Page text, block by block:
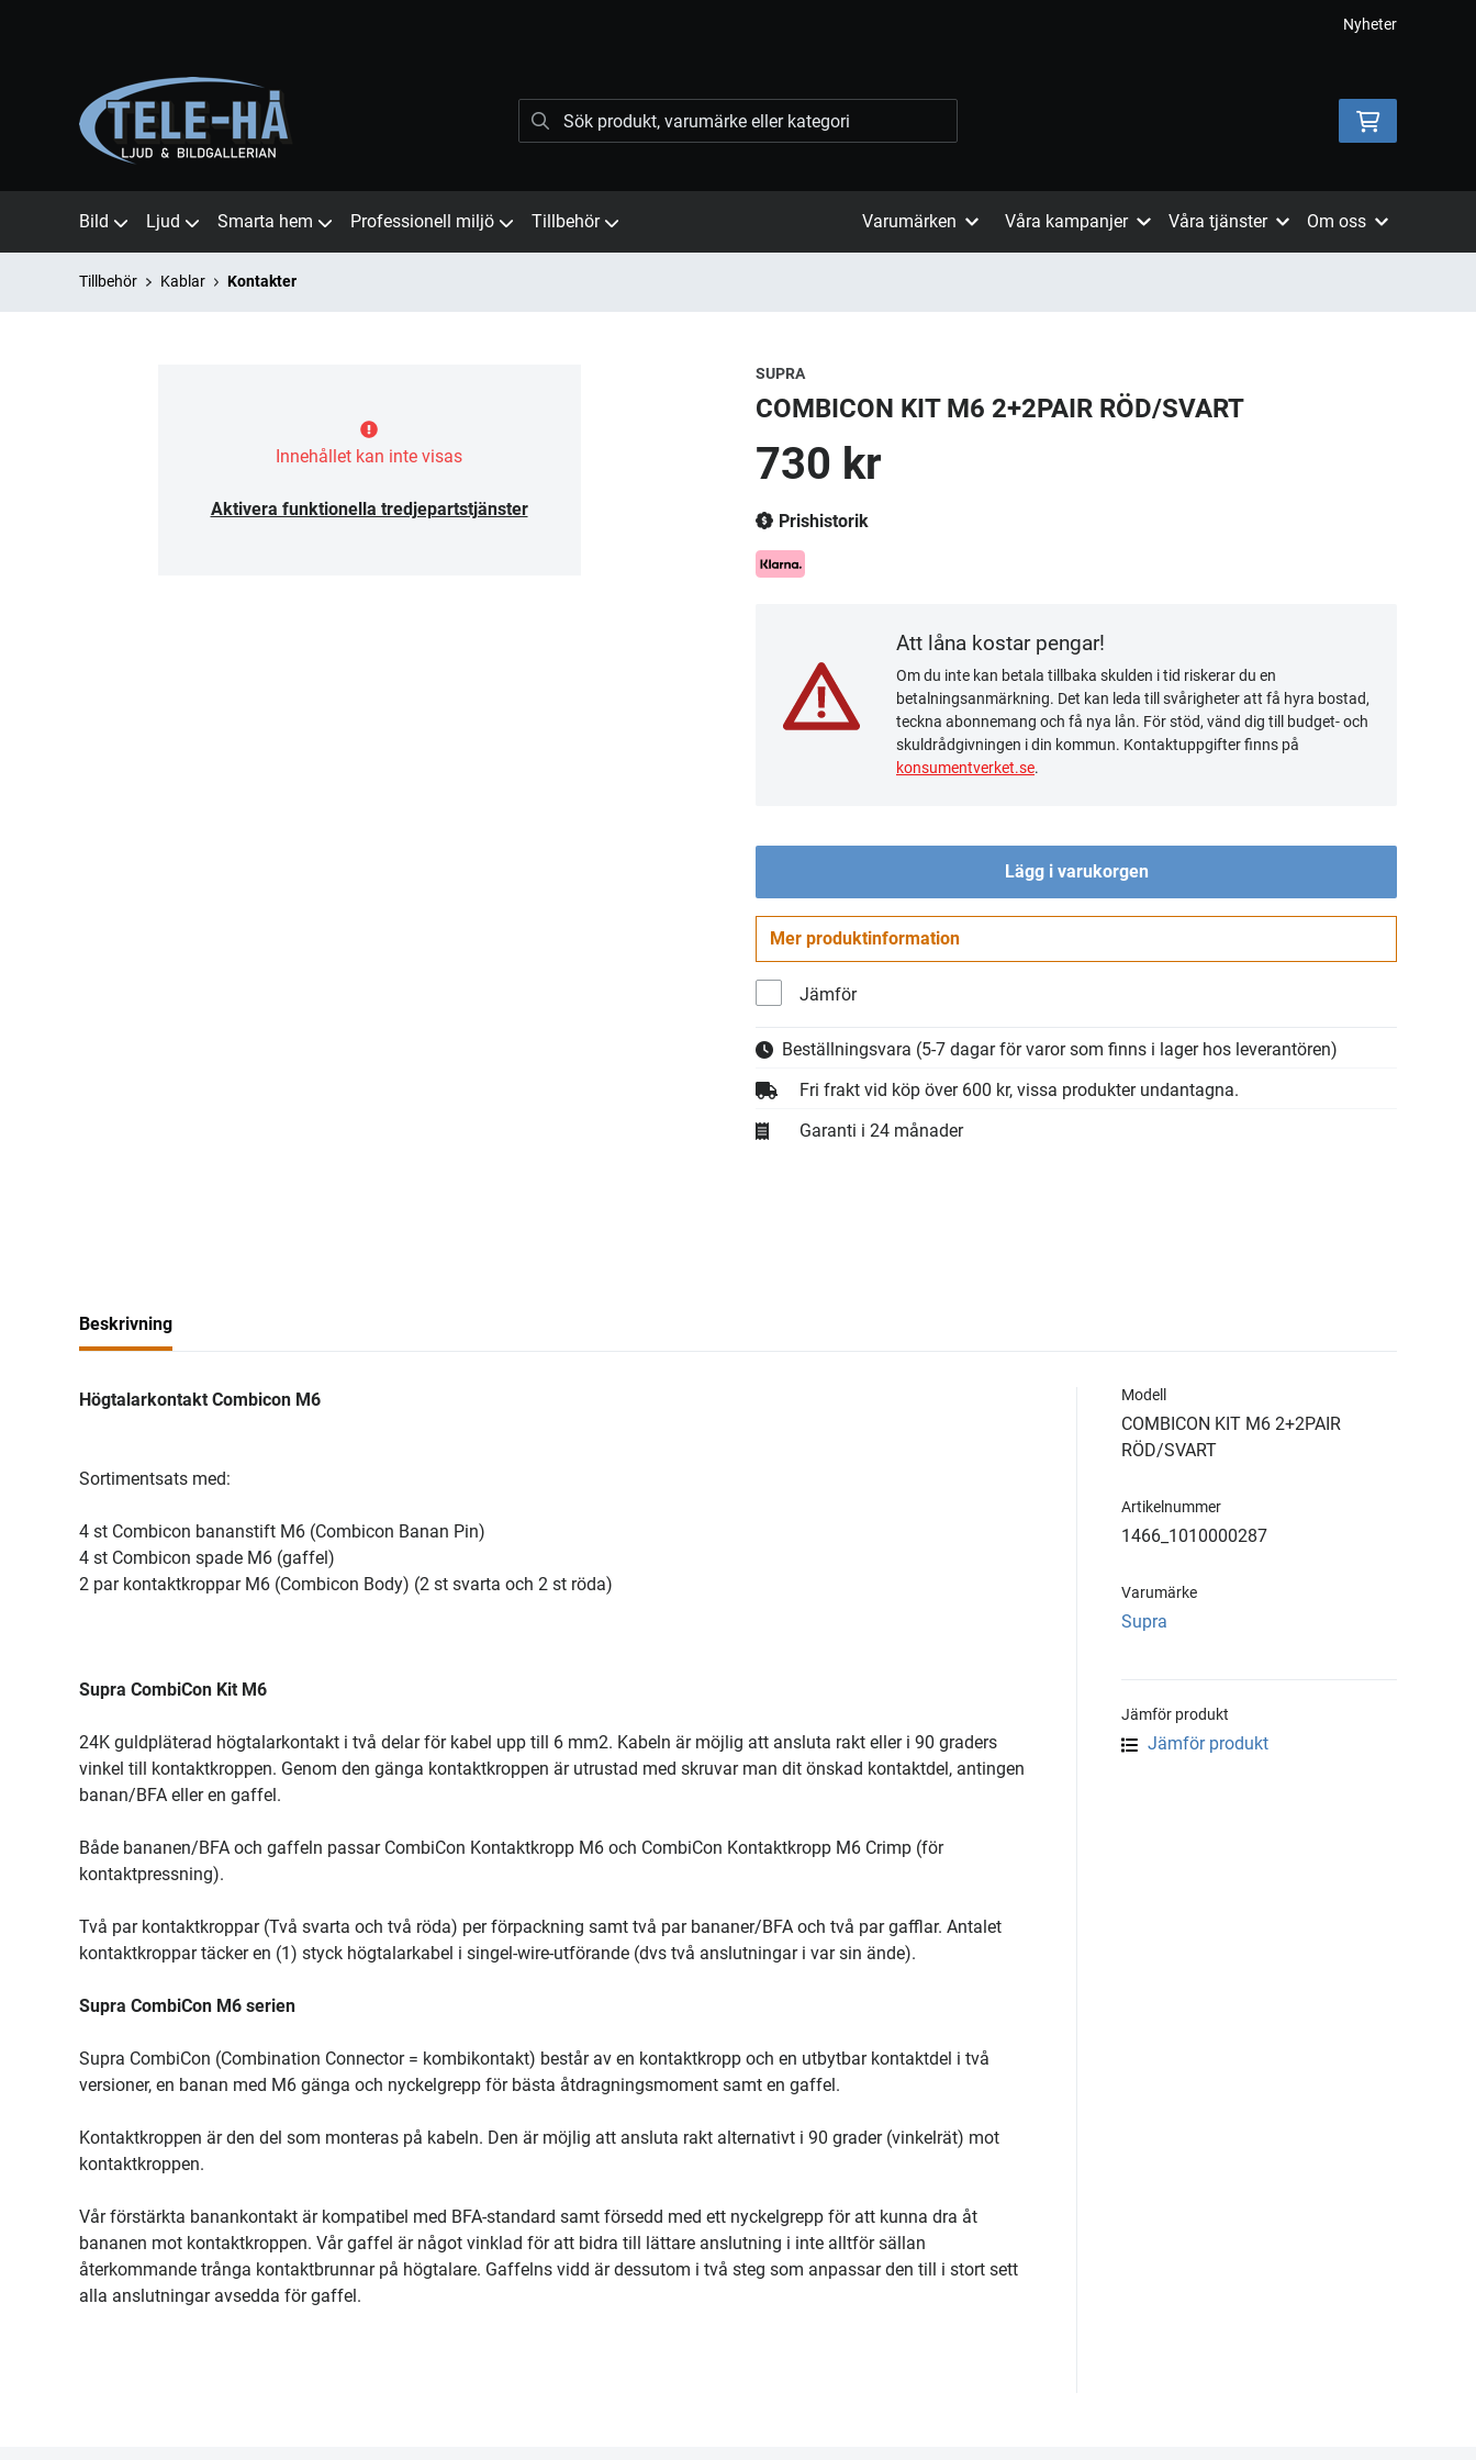
Nyheter
Bild Ljud Smarta hem Professionell miljö Tillbehör Varumärken Våra kampanjer Våra tjänster Om oss
Tillbehör Kablar Kontakter
Innehållet kan inte visas
Aktivera funktionella tredjepartstjänster
SUPRA
COMBICON KIT M6 2+2PAIR RÖD/SVART
730 kr
Prishistorik
Att låna kostar pengar!
Om du inte kan betala tillbaka skulden i tid riskerar du en
betalningsanmärkning. Det kan leda till svårigheter att få hyra bostad,
teckna abonnemang och få nya lån. För stöd, vänd dig till budget- och
skuldrådgivningen i din kommun. Kontaktuppgifter finns på
konsumentverket.se.
Lägg i varukorgen
Mer produktinformation
Jämför
Beställningsvara (5-7 dagar för varor som finns i lager hos leverantören)
Fri frakt vid köp över 600 kr, vissa produkter undantagna.
Garanti i 24 månader
Beskrivning
Högtalarkontakt Combicon M6
Sortimentsats med:
4 st Combicon bananstift M6 (Combicon Banan Pin)
4 st Combicon spade M6 (gaffel)
2 par kontaktkroppar M6 (Combicon Body) (2 st svarta och 2 st röda)
Supra CombiCon Kit M6
24K guldpläterad högtalarkontakt i två delar för kabel upp till 6 mm2. Kabeln är möjlig att ansluta rakt eller i 90 graders
vinkel till kontaktkroppen. Genom den gänga kontaktkroppen är utrustad med skruvar man dit önskad kontaktdel, antingen
banan/BFA eller en gaffel.
Både bananen/BFA och gaffeln passar CombiCon Kontaktkropp M6 och CombiCon Kontaktkropp M6 Crimp (för
kontaktpressning).
Två par kontaktkroppar (Två svarta och två röda) per förpackning samt två par bananer/BFA och två par gafflar. Antalet
kontaktkroppar täcker en (1) styck högtalarkabel i singel-wire-utförande (dvs två anslutningar i var sin ände).
Supra CombiCon M6 serien
Supra CombiCon (Combination Connector = kombikontakt) består av en kontaktkropp och en utbytbar kontaktdel i två
versioner, en banan med M6 gänga och nyckelgrepp för bästa åtdragningsmoment samt en gaffel.
Kontaktkroppen är den del som monteras på kabeln. Den är möjlig att ansluta rakt alternativt i 90 grader (vinkelrät) mot
kontaktkroppen.
Vår förstärkta banankontakt är kompatibel med BFA-standard samt försedd med ett nyckelgrepp för att kunna dra åt
bananen mot kontaktkroppen. Vår gaffel är något vinklad för att bidra till lättare anslutning i inte alltför sällan
återkommande trånga kontaktbrunnar på högtalare. Gaffelns vidd är dessutom i två steg som anpassar den till i stort sett
alla anslutningar avsedda för gaffel.
Modell
COMBICON KIT M6 2+2PAIR
RÖD/SVART
Artikelnummer
1466_1010000287
Varumärke
Supra
Jämför produkt
Jämför produkt